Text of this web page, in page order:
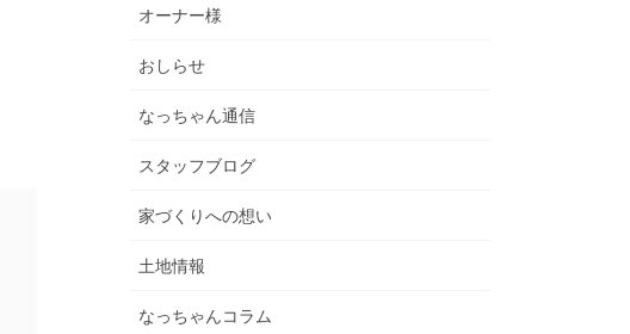
オーナー様
おしらせ
なっちゃん通信
スタッフブログ
家づくりへの想い
土地情報
なっちゃんコラム